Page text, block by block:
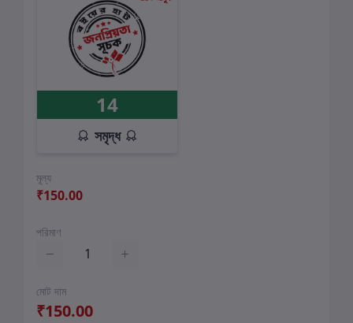
14
সমৃদ্ধ
মূল্য
₹150.00
পরিমাণ
মোট দাম
₹150.00